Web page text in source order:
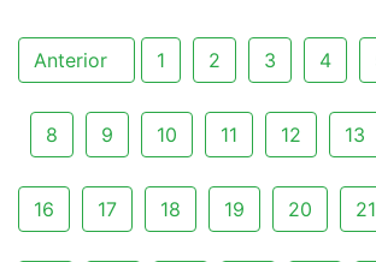
Anterior 1 2 3 4
8 9 10 11 12 13
16 17 18 19 20 21